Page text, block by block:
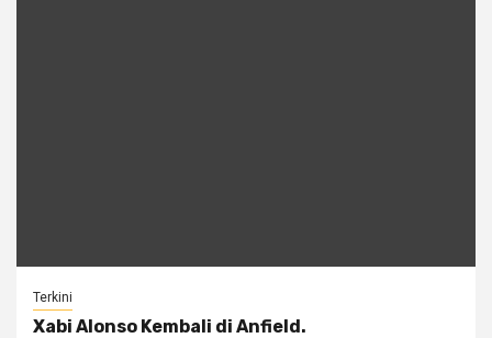
Terkini
Xabi Alonso Kembali di Anfield.